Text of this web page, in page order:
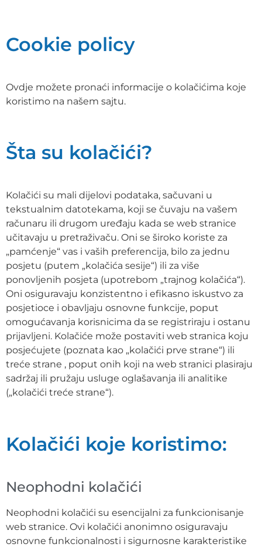
Cookie policy
Ovdje možete pronaći informacije o kolačićima koje
koristimo na našem sajtu.
Šta su kolačići?
Kolačići su mali dijelovi podataka, sačuvani u
tekstualnim datotekama, koji se čuvaju na vašem
računaru ili drugom uređaju kada se web stranice
učitavaju u pretraživaču. Oni se široko koriste za
„pamćenje“ vas i vaših preferencija, bilo za jednu
posjetu (putem „kolačića sesije“) ili za više
ponovljenih posjeta (upotrebom „trajnog kolačića“).
Oni osiguravaju konzistentno i efikasno iskustvo za
posjetioce i obavljaju osnovne funkcije, poput
omogućavanja korisnicima da se registriraju i ostanu
prijavljeni. Kolačiće može postaviti web stranica koju
posjećujete (poznata kao „kolačići prve strane“) ili
treće strane , poput onih koji na web stranici plasiraju
sadržaj ili pružaju usluge oglašavanja ili analitike
(„kolačići treće strane“).
Kolačići koje koristimo:
Neophodni kolačići
Neophodni kolačići su esencijalni za funkcionisanje
web stranice. Ovi kolačići anonimno osiguravaju
osnovne funkcionalnosti i sigurnosne karakteristike